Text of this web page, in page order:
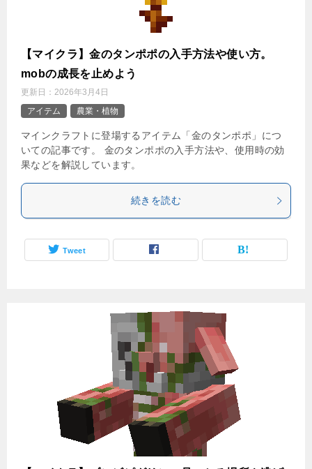
【マイクラ】金のタンポポの入手方法や使い方。
mobの成長を止めよう
更新日： 2026年3月4日
アイテム
農業・植物
マインクラフトに登場するアイテム「金のタンポポ」につ
いての記事です。 金のタンポポの入手方法や、使用時の効
果などを解説しています。
続きを読む
Tweet